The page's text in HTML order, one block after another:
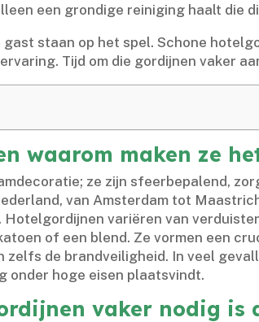
een grondige reiniging haalt die
gast staan op het spel.​ Schone
Tijd om die gordijnen vaker
waarom maken ze
ze zijn sfeerbepalend,
van Amsterdam tot
variëren van
of een blend.​ Ze vormen een
de brandveiligheid.​ In veel
onder hoge eisen plaatsvindt.​
vaker nodig is